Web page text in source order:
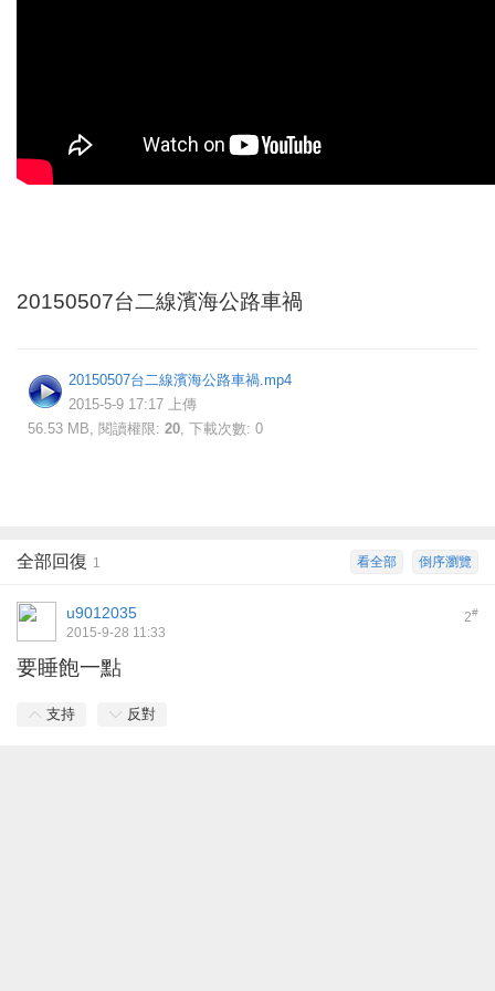
20150507台二線濱海公路車禍
20150507台二線濱海公路車禍.mp4
2015-5-9 17:17 上傳
56.53 MB, 閱讀權限: 20, 下載次數: 0
倒序瀏覽
看全部
全部回復 1
2#
u9012035
2015-9-28 11:33
要睡飽一點
支持 反對